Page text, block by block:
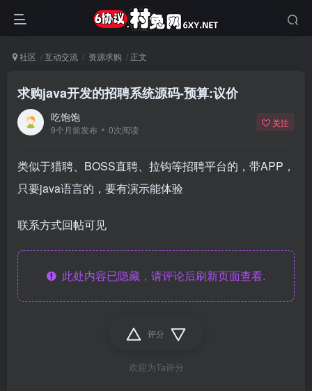
社区 互动交流 资源求购 正文
求购java开发的招聘系统源码-预算:议价
吃饱饱
9个月前发布 0次阅读
关注
类似于猎聘、BOSS直聘、拉钩等招聘平台的，带APP，
只要java语言的，要有演示能体验
联系方式回帖可见
此处内容已隐藏，请评论后刷新页面查看.
评分
欢迎为Ta评分